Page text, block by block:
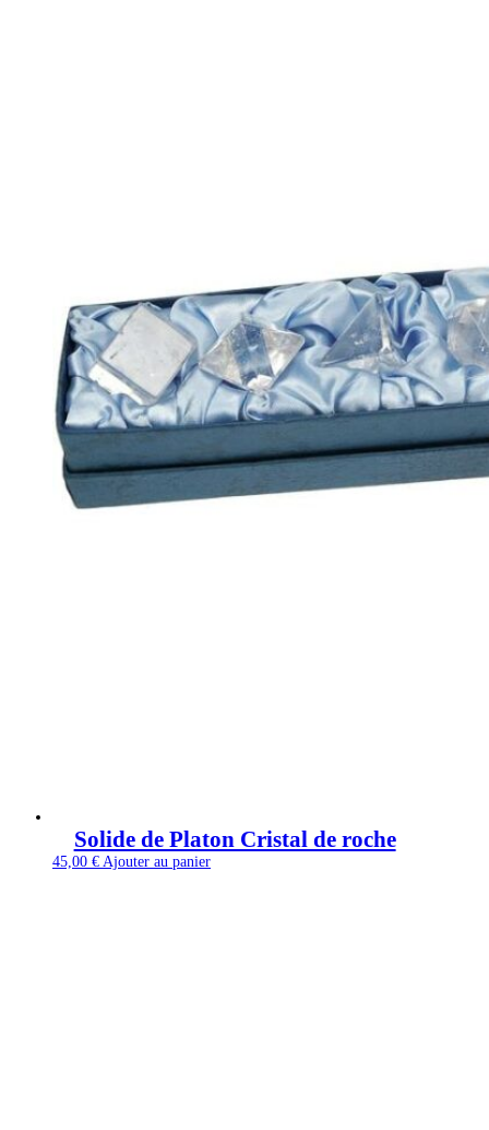
Solide de Platon Cristal de roche
45,00 € Ajouter au panier